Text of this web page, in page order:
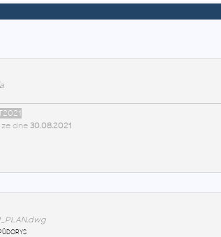
ze dne 30.08.2021